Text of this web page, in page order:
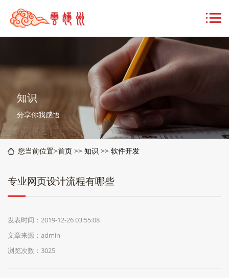
知识
分享你我感悟
您当前位置>首页 >> 知识 >> 软件开发
专业网页设计流程有哪些
发表时间：2019-12-26 03:55:08
文章来源：admin
浏览次数：3025